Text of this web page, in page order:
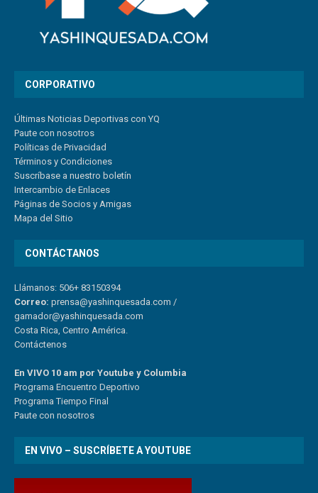
CORPORATIVO
Últimas Noticias Deportivas con YQ
Paute con nosotros
Políticas de Privacidad
Términos y Condiciones
Suscríbase a nuestro boletín
Intercambio de Enlaces
Páginas de Socios y Amigas
Mapa del Sitio
CONTÁCTANOS
Llámanos: 506+ 83150394
Correo: prensa@yashinquesada.com /
gamador@yashinquesada.com
Costa Rica, Centro América.
Contáctenos
En VIVO 10 am por Youtube y Columbia
Programa Encuentro Deportivo
Programa Tiempo Final
Paute con nosotros
EN VIVO – SUSCRÍBETE A YOUTUBE